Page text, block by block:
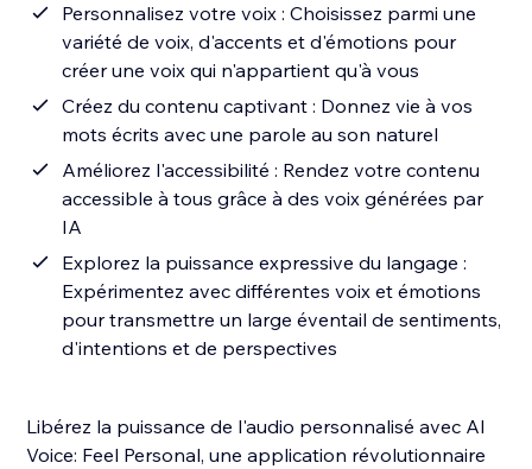
Personnalisez votre voix : Choisissez parmi une
variété de voix, d'accents et d'émotions pour
créer une voix qui n'appartient qu'à vous
Créez du contenu captivant : Donnez vie à vos
mots écrits avec une parole au son naturel
Améliorez l'accessibilité : Rendez votre contenu
accessible à tous grâce à des voix générées par
IA
Explorez la puissance expressive du langage :
Expérimentez avec différentes voix et émotions
pour transmettre un large éventail de sentiments,
d'intentions et de perspectives
Libérez la puissance de l'audio personnalisé avec AI
Voice: Feel Personal, une application révolutionnaire